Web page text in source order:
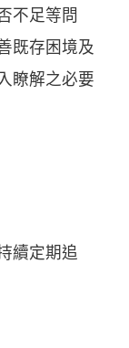
不足等問
既存困境及
瞭解之必要
續定期追